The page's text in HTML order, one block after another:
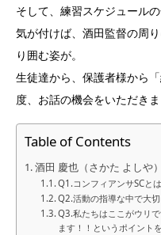
そして、練習スケジュール
気が付けば、酒田監督の周
り囲む姿が。
生徒達から、保護者様から
度、お話の機会をいただきま
Table of Contents
酒田 慶也（さかた よしや
Q1.コンフィアンサSCと
Q2.活動の指導な中で大
Q3.私たちはここがウリ
ます！！というポイント